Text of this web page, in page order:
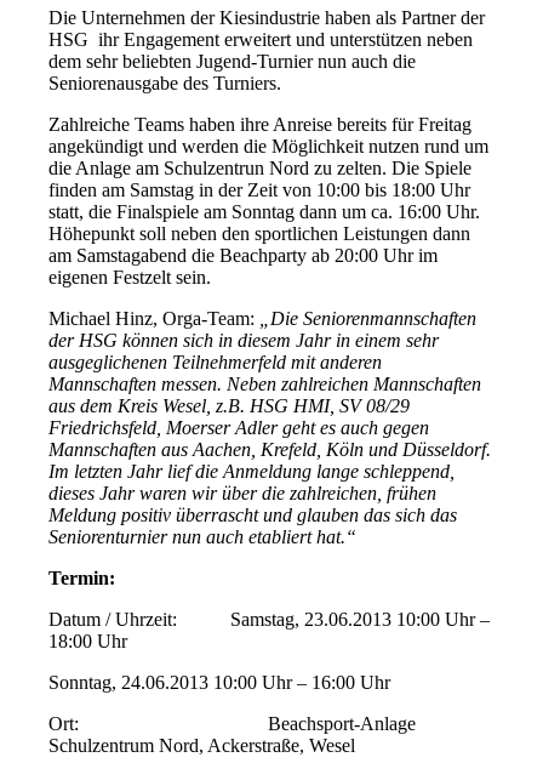
Die Unternehmen der Kiesindustrie haben als Partner der
HSG ihr Engagement erweitert und unterstützen neben
dem sehr beliebten Jugend-Turnier nun auch die
Seniorenausgabe des Turniers.
Zahlreiche Teams haben ihre Anreise bereits für Freitag
angekündigt und werden die Möglichkeit nutzen rund um
die Anlage am Schulzentrun Nord zu zelten. Die Spiele
finden am Samstag in der Zeit von 10:00 bis 18:00 Uhr
statt, die Finalspiele am Sonntag dann um ca. 16:00 Uhr.
Höhepunkt soll neben den sportlichen Leistungen dann
am Samstagabend die Beachparty ab 20:00 Uhr im
eigenen Festzelt sein.
Michael Hinz, Orga-Team:
„Die Seniorenmannschaften
der HSG können sich in diesem Jahr in einem sehr
ausgeglichenen Teilnehmerfeld mit anderen
Mannschaften messen. Neben zahlreichen Mannschaften
aus dem Kreis Wesel, z.B. HSG HMI, SV 08/29
Friedrichsfeld, Moerser Adler geht es auch gegen
Mannschaften aus Aachen, Krefeld, Köln und Düsseldorf.
Im letzten Jahr lief die Anmeldung lange schleppend,
dieses Jahr waren wir über die zahlreichen, frühen
Meldung positiv überrascht und glauben das sich das
Seniorenturnier nun auch etabliert hat.“
Termin:
Datum / Uhrzeit: Samstag, 23.06.2013 10:00 Uhr –
18:00 Uhr
Sonntag, 24.06.2013 10:00 Uhr – 16:00 Uhr
Ort: Beachsport-Anlage
Schulzentrum Nord, Ackerstraße, Wesel